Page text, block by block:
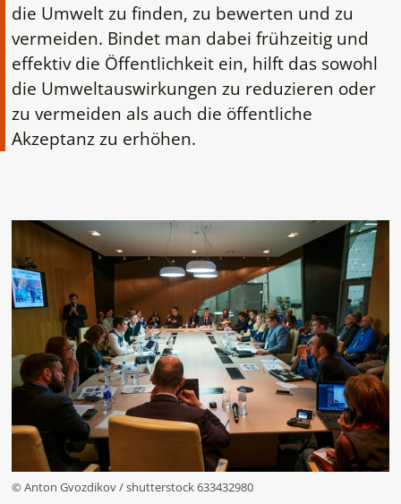
die Umwelt zu finden, zu bewerten und zu
vermeiden. Bindet man dabei frühzeitig und
effektiv die Öffentlichkeit ein, hilft das sowohl
die Umweltauswirkungen zu reduzieren oder
zu vermeiden als auch die öffentliche
Akzeptanz zu erhöhen.
© Anton Gvozdikov / shutterstock 633432980